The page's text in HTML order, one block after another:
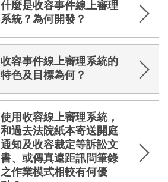
什麼是收容事件線上審理
系統？為何開發？
收容事件線上審理系統的
特色及目標為何？
使用收容線上審理系統，
和過去法院紙本寄送開庭
通知及收容裁定等訴訟文
書、或傳真遠距訊問筆錄
之作業模式相較有何優